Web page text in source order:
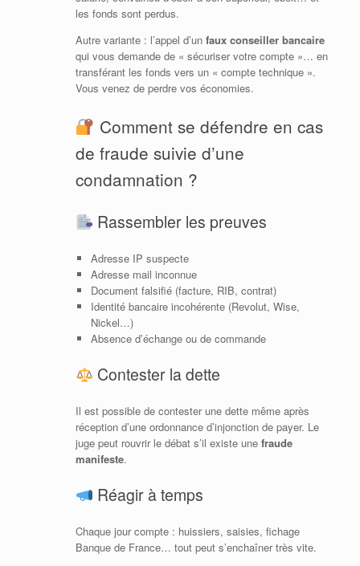
les fonds sont perdus.
Autre variante : l’appel d’un faux conseiller bancaire
qui vous demande de « sécuriser votre compte »… en
transférant les fonds vers un « compte technique ».
Vous venez de perdre vos économies.
Comment se défendre en cas
de fraude suivie d’une
condamnation ?
Rassembler les preuves
Adresse IP suspecte
Adresse mail inconnue
Document falsifié (facture, RIB, contrat)
Identité bancaire incohérente (Revolut, Wise,
Nickel…)
Absence d’échange ou de commande
Contester la dette
Il est possible de contester une dette même après
réception d’une ordonnance d’injonction de payer. Le
juge peut rouvrir le débat s’il existe une fraude
manifeste.
Réagir à temps
Chaque jour compte : huissiers, saisies, fichage
Banque de France… tout peut s’enchaîner très vite.